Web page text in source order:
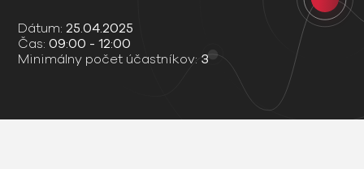
Dátum:25.04.2025
Čas:09:00 - 12:00
Minimálny počet účastníkov: 3